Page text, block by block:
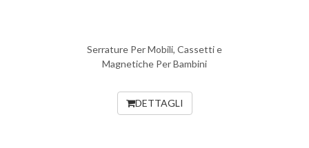
Serrature Per Mobili, Cassetti e
Magnetiche Per Bambini
DETTAGLI